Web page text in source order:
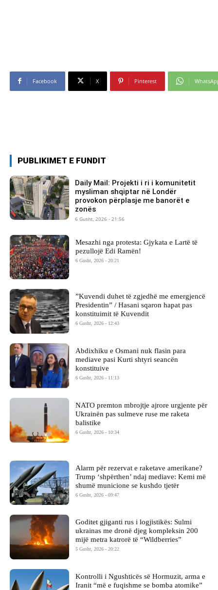
Facebook X Pinterest
PUBLIKIMET E FUNDIT
Daily Mail: Projekti i ri i komunitetit
mysliman shqiptar në Londër
provokon përplasje me banorët e
zonës
6 Gusht, 2026 - 21:56
Mesazhi nga protesta: Gjykata e Lartë të
pezullojë Edi Ramën!
6 Gusht, 2026 - 20:21
​”Kuvendi duhet të zgjedhë me emergjencë
Presidentin” / Hasani sqaron hapat pas
konstituimit të Kuvendit
6 Gusht, 2026 - 12:43
Abdixhiku e Osmani nuk flasin para
mediave pasi Kurti shtyri seancën
konstituive
6 Gusht, 2026 - 11:13
NATO premton mbrojtje ajrore urgjente për
Ukrainën pas sulmeve ruse me raketa
balistike
6 Gusht, 2026 - 10:34
Alarm për rezervat e raketave amerikane?
Trump ‘shpërthen’ ndaj mediave: Kemi më
shumë municione se kushdo tjetër
6 Gusht, 2026 - 09:47
Goditet gjiganti rus i logjistikës: Sulmi
ukrainas me dronë djeg kompleksin 200
mijë metra katrorë të “Wildberries”
5 Gusht, 2026 - 20:22
Kontrolli i Ngushticës së Hormuzit, arma e
Iranit “më e fuqishme se bomba atomike”